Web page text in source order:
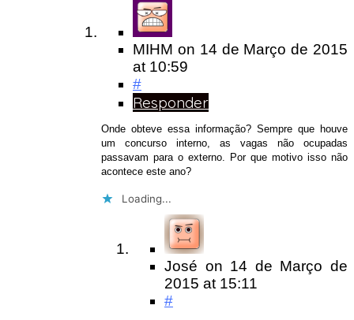
MIHM on 14 de Março de 2015
at 10:59
#
Responder
Onde obteve essa informação? Sempre que houve
um concurso interno, as vagas não ocupadas
passavam para o externo. Por que motivo isso não
acontece este ano?
Loading...
José on 14 de Março de
2015 at 15:11
#